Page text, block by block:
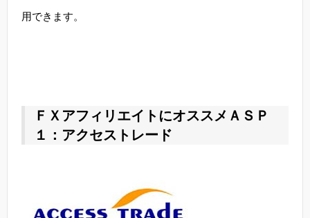
用できます。
ＦＸアフィリエイトにオススメＡＳＰ
１：アクセストレード